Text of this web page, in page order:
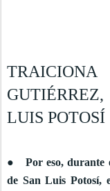
TRAICIONA
LUIS POTOSÍ
● Por eso, durante
de San Luis Potosí,